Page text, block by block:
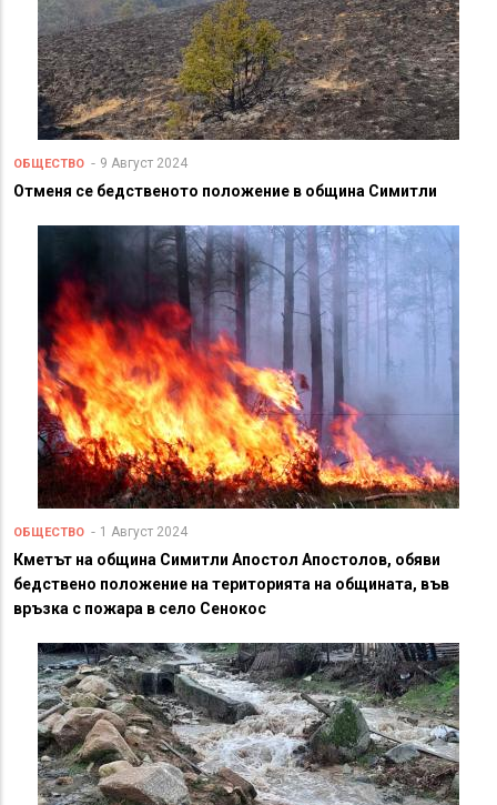
ОБЩЕСТВО 9 Август 2024
Отменя се бедственото положение в община Симитли
ОБЩЕСТВО 1 Август 2024
Кметът на община Симитли Апостол Апостолов, обяви
бедствено положение на територията на общината, във
връзка с пожара в село Сенокос